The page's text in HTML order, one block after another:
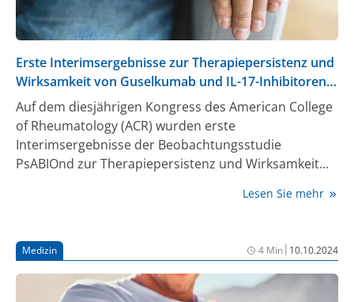
Erste Interimsergebnisse zur Therapiepersistenz und
Wirksamkeit von Guselkumab und IL-17-Inhibitoren
bei Psoriasis-Arthritis
Auf dem diesjährigen Kongress des American College
of Rheumatology (ACR) wurden erste
Interimsergebnisse der Beobachtungsstudie
PsABIOnd zur Therapiepersistenz und Wirksamkeit
(PsA) vorgestellt. Die Daten der Analyse nach 6
der Therapiepersistenz und Wirksamkeit bei
Patient:innen unter beiden Behandlungsansätzen.
Lesen Sie mehr
Medizin 4 Min| 10.10.2024